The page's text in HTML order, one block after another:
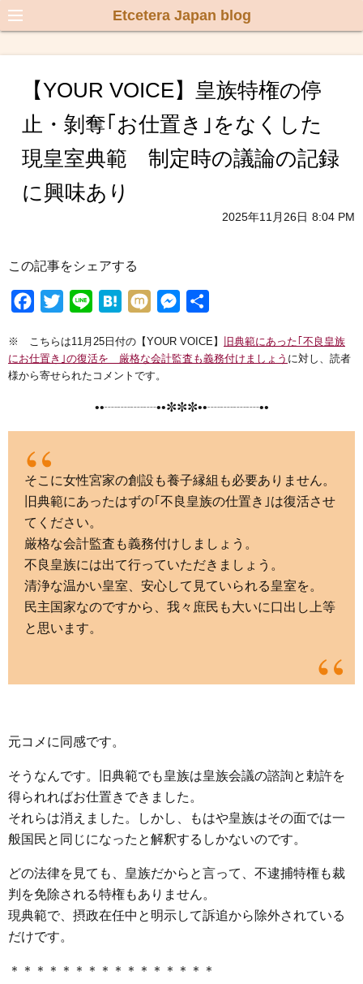
Etcetera Japan blog
【YOUR VOICE】皇族特権の停
止・剝奪｢お仕置き｣をなくした
現皇室典範 制定時の議論の記録
に興味あり
2025年11月26日 8:04 PM
この記事をシェアする
c
e
k
i
t
n
H
t
e
M
x
i
s
n
r
※ こちらは11月25日付の【YOUR VOICE】
旧典範にあった｢不良皇族
にお仕置き｣の復活を 厳格な会計監査も義務付けましょう に対し、読者
様から寄せられたコメントです。
••┈┈┈┈••✼✼✼••┈┈┈┈••
そこに女性宮家の創設も養子縁組も必要ありません。
旧典範にあったはずの｢不良皇族の仕置き｣は復活させ
てください。
厳格な会計監査も義務付けしましょう。
不良皇族には出て行っていただきましょう。
清浄な温かい皇室、安心して見ていられる皇室を。
民主国家なのですから、我々庶民も大いに口出し上等
と思います。
元コメに同感です。
そうなんです。旧典範でも皇族は皇族会議の諮詢と勅許を
得られればお仕置きできました。
それらは消えました。しかし、もはや皇族はその面では一
般国民と同じになったと解釈するしかないのです。
どの法律を見ても、皇族だからと言って、不逮捕特権も裁
判を免除される特権もありません。
現典範で、摂政在任中と明示して訴追から除外されている
だけです。
＊＊＊＊＊＊＊＊＊＊＊＊＊＊＊＊